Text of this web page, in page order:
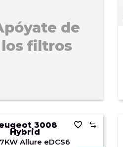
de
los filtros
3008
Hybrid
Allure eDCS6